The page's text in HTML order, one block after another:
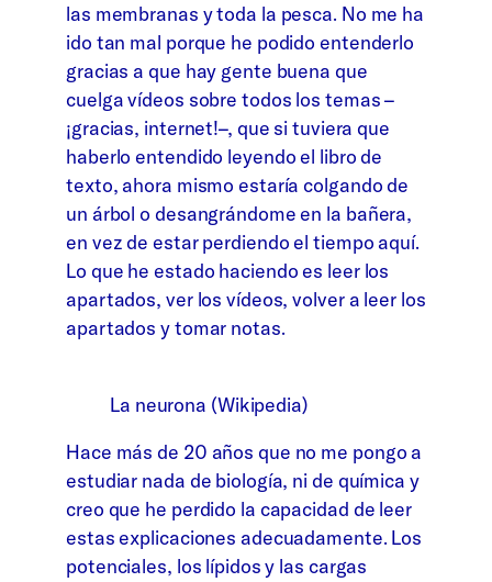
las membranas y toda la pesca. No me ha
ido tan mal porque he podido entenderlo
gracias a que hay gente buena que
cuelga vídeos sobre todos los temas –
¡gracias, internet!–, que si tuviera que
haberlo entendido leyendo el libro de
texto, ahora mismo estaría colgando de
un árbol o desangrándome en la bañera,
en vez de estar perdiendo el tiempo aquí.
Lo que he estado haciendo es leer los
apartados, ver los vídeos, volver a leer los
apartados y tomar notas.
La neurona (Wikipedia)
Hace más de 20 años que no me pongo a
estudiar nada de biología, ni de química y
creo que he perdido la capacidad de leer
estas explicaciones adecuadamente. Los
potenciales, los lípidos y las cargas